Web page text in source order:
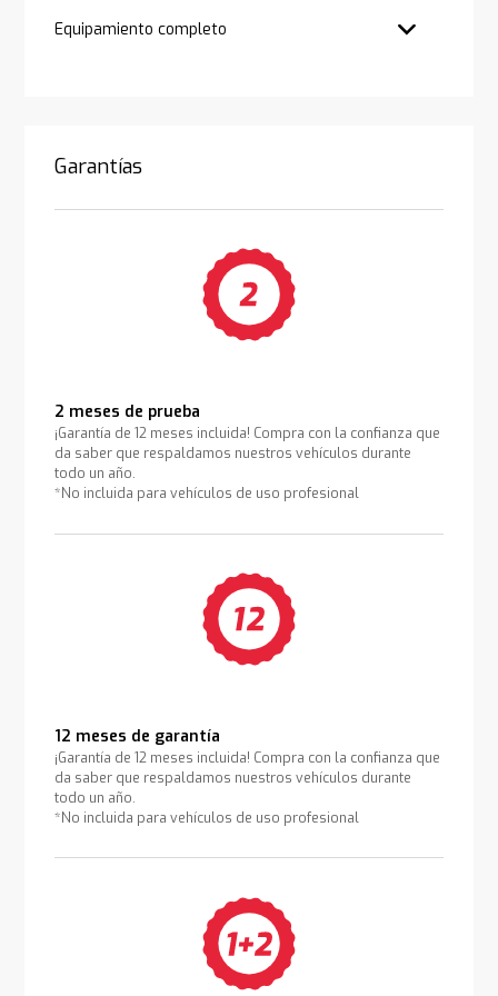
Equipamiento completo
Garantías
2 meses de prueba
¡Garantía de 12 meses incluida! Compra con la confianza que
da saber que respaldamos nuestros vehículos durante
todo un año.
*No incluida para vehículos de uso profesional
12 meses de garantía
¡Garantía de 12 meses incluida! Compra con la confianza que
da saber que respaldamos nuestros vehículos durante
todo un año.
*No incluida para vehículos de uso profesional